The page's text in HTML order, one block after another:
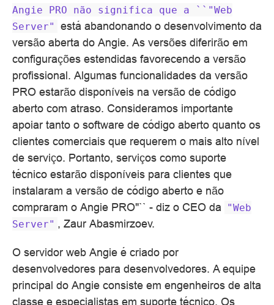
Angie PRO
não significa que a
``"Web
Server"
está abandonando o desenvolvimento da
versão aberta do Angie. As versões diferirão em
configurações estendidas favorecendo a versão
profissional. Algumas funcionalidades da versão
PRO estarão disponíveis na versão de código
aberto com atraso. Consideramos importante
apoiar tanto o software de código aberto quanto os
clientes comerciais que requerem o mais alto nível
de serviço. Portanto, serviços como suporte
técnico estarão disponíveis para clientes que
instalaram a versão de código aberto e não
compraram o Angie PRO"`` - diz o CEO da
"Web
Server" , Zaur Abasmirzoev.
O servidor web Angie é criado por
desenvolvedores para desenvolvedores. A equipe
principal do Angie consiste em engenheiros de alta
classe e especialistas em suporte técnico. Os